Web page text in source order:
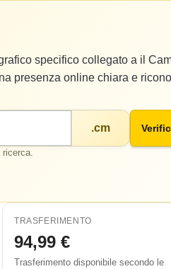
specifico collegato a il
presenza online chiara e
.cm
TRASFERIMENTO
94,99 €
Trasferimento disponibile secondo le